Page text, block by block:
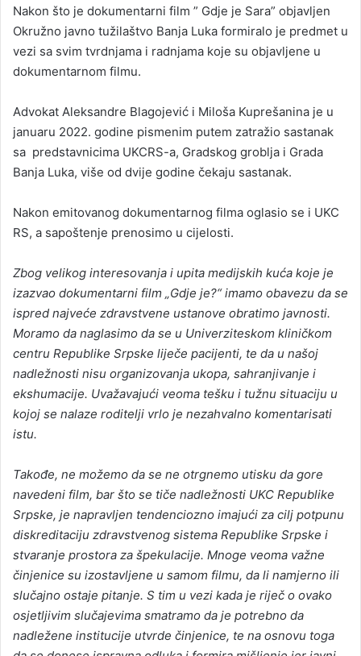
Nakon što je dokumentarni film ” Gdje je Sara” objavljen
Okružno javno tužilaštvo Banja Luka formiralo je predmet u
vezi sa svim tvrdnjama i radnjama koje su objavljene u
dokumentarnom filmu.
Advokat Aleksandre Blagojević i Miloša Kuprešanina je u
januaru 2022. godine pismenim putem zatražio sastanak
sa predstavnicima UKCRS-a, Gradskog groblja i Grada
Banja Luka, više od dvije godine čekaju sastanak.
Nakon emitovanog dokumentarnog filma oglasio se i UKC
RS, a sapoštenje prenosimo u cijelosti.
Zbog velikog interesovanja i upita medijskih kuća koje je
izazvao dokumentarni film „Gdje je?“ imamo obavezu da se
ispred najveće zdravstvene ustanove obratimo javnosti.
Moramo da naglasimo da se u Univerziteskom kliničkom
centru Republike Srpske liječe pacijenti, te da u našoj
nadležnosti nisu organizovanja ukopa, sahranjivanje i
ekshumacije. Uvažavajući veoma tešku i tužnu situaciju u
kojoj se nalaze roditelji vrlo je nezahvalno komentarisati
istu.
Takođe, ne možemo da se ne otrgnemo utisku da gore
navedeni film, bar što se tiče nadležnosti UKC Republike
Srpske, je napravljen tendenciozno imajući za cilj potpunu
diskreditaciju zdravstvenog sistema Republike Srpske i
stvaranje prostora za špekulacije. Mnoge veoma važne
činjenice su izostavljene u samom filmu, da li namjerno ili
slučajno ostaje pitanje. S tim u vezi kada je riječ o ovako
osjetljivim slučajevima smatramo da je potrebno da
nadležene institucije utvrde činjenice, te na osnovu toga